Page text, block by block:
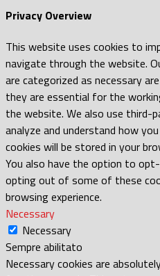
Privacy Overview
This website uses cookies to
navigate through the website.
are categorized as necessary
they are essential for the
the website. We also use third-
analyze and understand how
cookies will be stored in your
You also have the option to
opting out of some of these
browsing experience.
Necessary
Necessary
Sempre abilitato
Necessary cookies are